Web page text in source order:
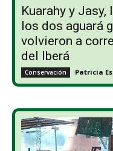
Kuarahy y
los dos aguará
volvieron a
del Iberá
Conservación Patricia